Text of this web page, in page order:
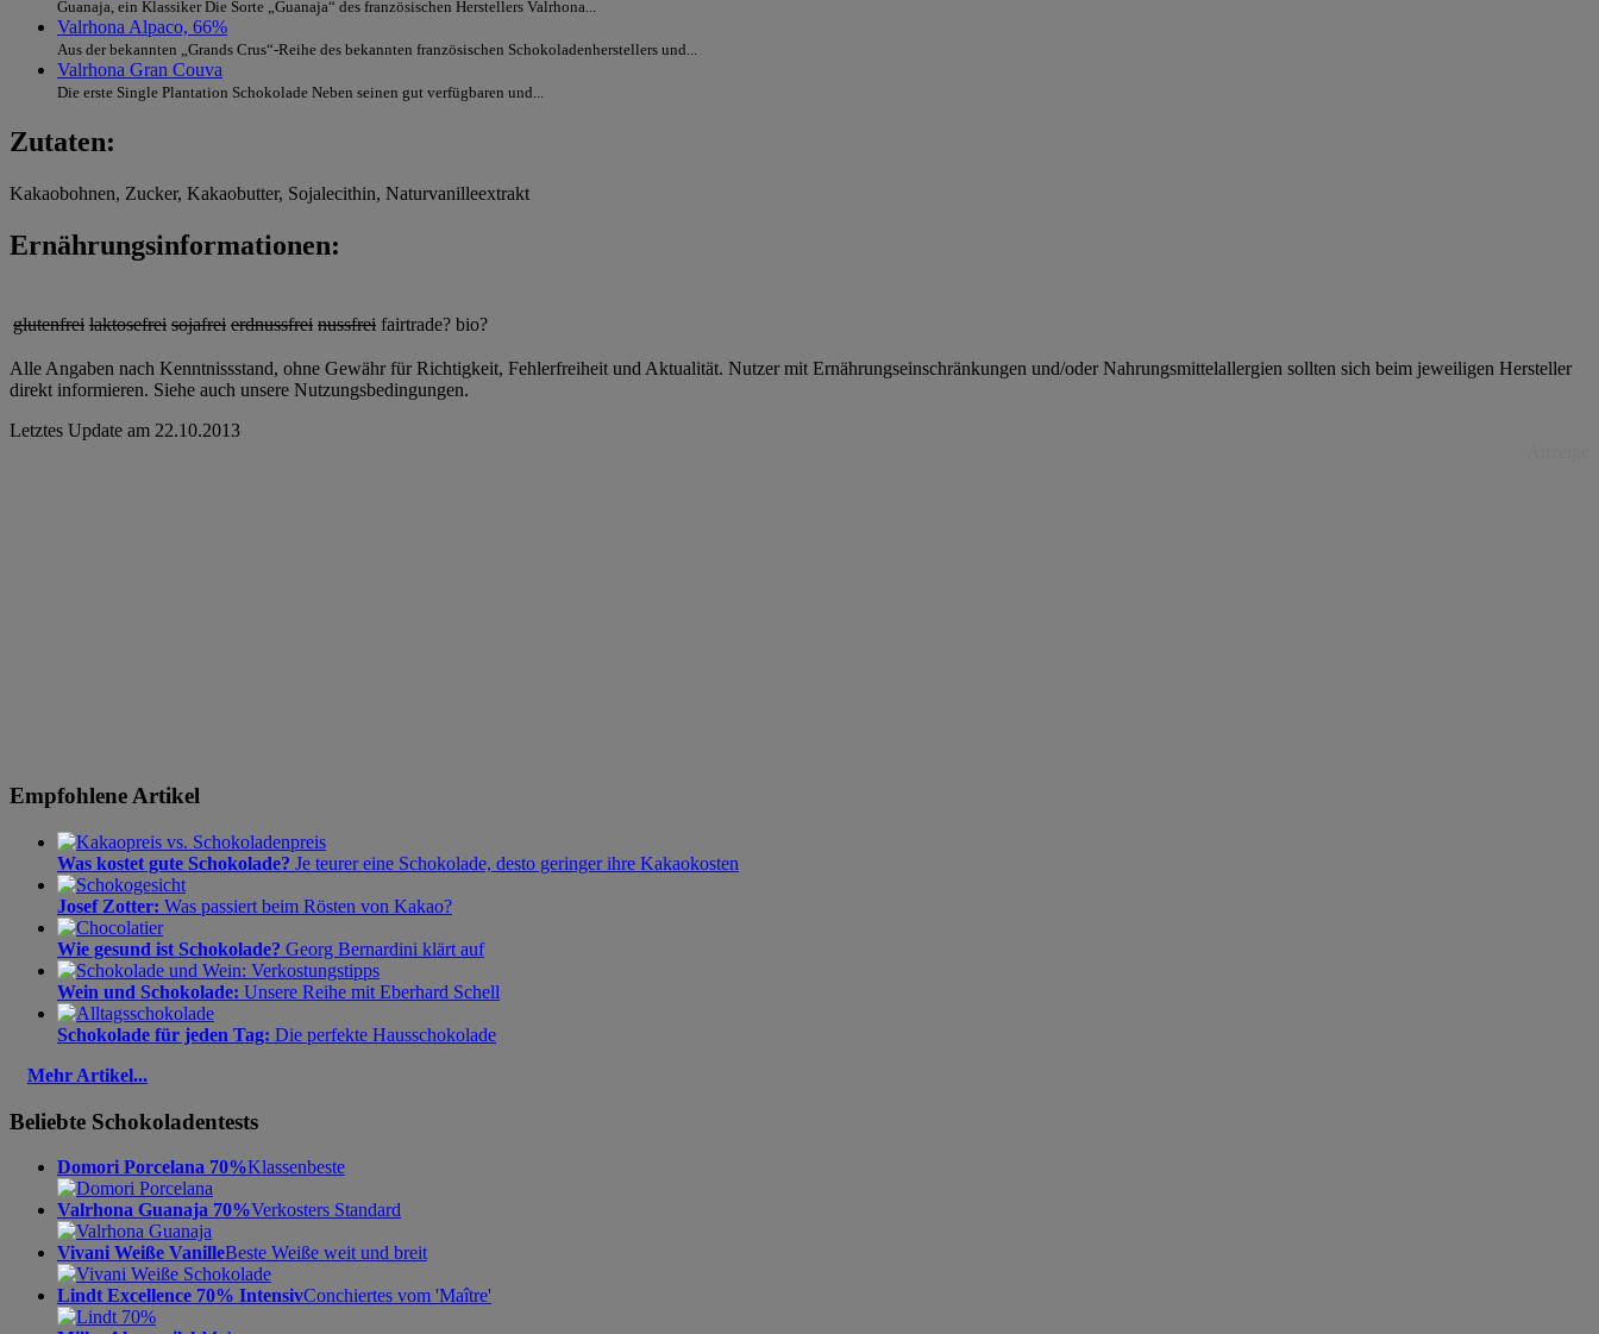
Guanaja, ein Klassiker Die Sorte „Guanaja“ des französischen Herstellers Valrhona...
Valrhona Alpaco, 66%
Aus der bekannten „Grands Crus“-Reihe des bekannten französischen Schokoladenherstellers und...
Valrhona Gran Couva
Die erste Single Plantation Schokolade Neben seinen gut verfügbaren und...
Zutaten:
Kakaobohnen, Zucker, Kakaobutter, Sojalecithin, Naturvanilleextrakt
Ernährungsinformationen:
glutenfrei laktosefrei sojafrei erdnussfrei nussfrei fairtrade? bio?
Alle Angaben nach Kenntnissstand, ohne Gewähr für Richtigkeit, Fehlerfreiheit und Aktualität. Nutzer mit Ernährungseinschränkungen und/oder Nahrungsmittelallergien sollten sich beim jeweiligen Hersteller
direkt informieren. Siehe auch unsere Nutzungsbedingungen.
Letztes Update am 22.10.2013
Empfohlene Artikel
Was kostet gute Schokolade? Je teurer eine Schokolade, desto geringer ihre Kakaokosten
Josef Zotter: Was passiert beim Rösten von Kakao?
Wie gesund ist Schokolade? Georg Bernardini klärt auf
Wein und Schokolade: Unsere Reihe mit Eberhard Schell
Schokolade für jeden Tag: Die perfekte Hausschokolade
Mehr Artikel...
Beliebte Schokoladentests
Domori Porcelana 70%Klassenbeste
Valrhona Guanaja 70%Verkosters Standard
Vivani Weiße VanilleBeste Weiße weit und breit
Lindt Excellence 70% IntensivConchiertes vom 'Maître'